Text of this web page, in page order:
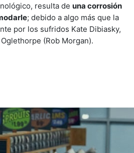
resulta de una corrosión
; debido a algo más que la
por los sufridos Kate Dibiasky,
(Rob Morgan).